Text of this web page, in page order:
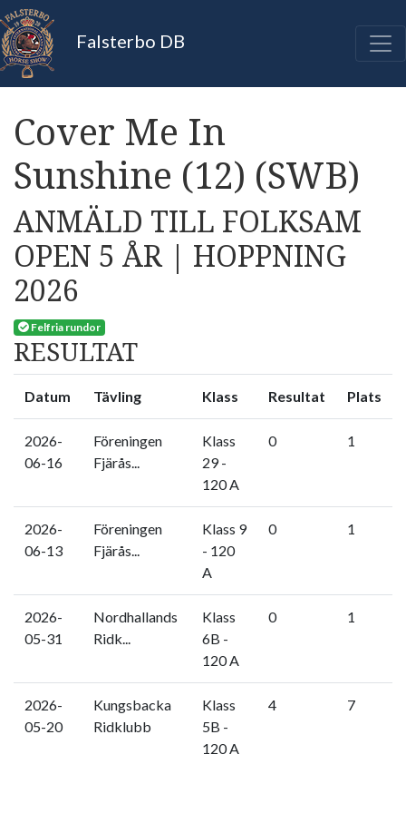
Falsterbo DB
Cover Me In
Sunshine (12) (SWB)
ANMÄLD TILL FOLKSAM
OPEN 5 ÅR | HOPPNING
2026
Felfria rundor
RESULTAT
Datum Tävling Klass Resultat Plats
2026-
06-16
Föreningen
Fjärås...
Klass
29 -
120 A
0 1
2026-
06-13
Föreningen
Fjärås...
Klass 9
- 120
A
0 1
2026-
05-31
Nordhallands
Ridk...
Klass
6B -
120 A
0 1
2026-
05-20
Kungsbacka
Ridklubb
Klass
5B -
120 A
4 7